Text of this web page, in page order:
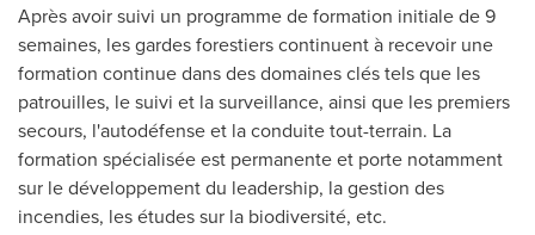
Après avoir suivi un programme de formation initiale de 9
semaines, les gardes forestiers continuent à recevoir une
formation continue dans des domaines clés tels que les
patrouilles, le suivi et la surveillance, ainsi que les premiers
secours, l'autodéfense et la conduite tout-terrain. La
formation spécialisée est permanente et porte notamment
sur le développement du leadership, la gestion des
incendies, les études sur la biodiversité, etc.